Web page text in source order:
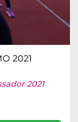
2021
2021